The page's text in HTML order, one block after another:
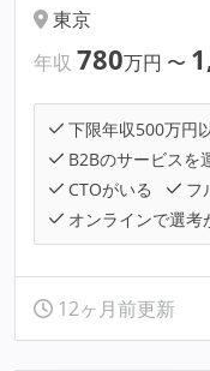
東京
年収 780万円 〜
下限年収500万円
B2Bのサービスを
CTOがいる
フ
オンラインで選考
12ヶ月前更新